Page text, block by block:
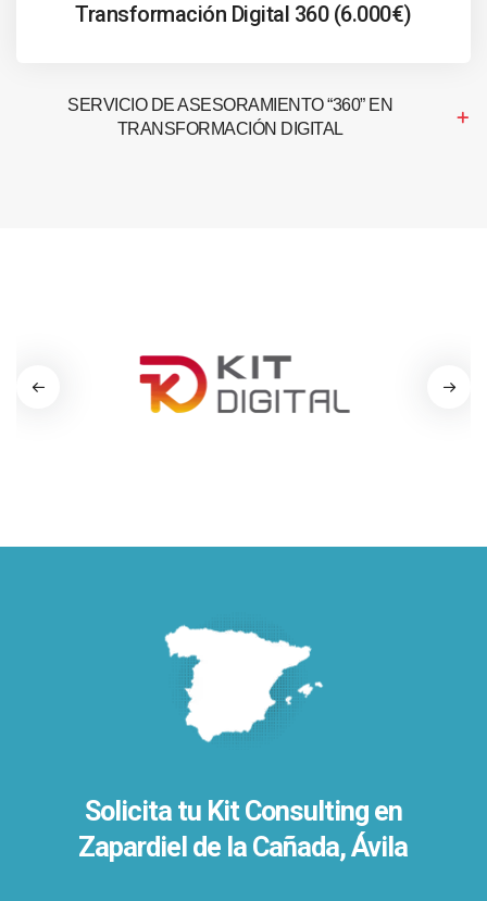
Transformación Digital 360 (6.000€)
SERVICIO DE ASESORAMIENTO “360” EN
TRANSFORMACIÓN DIGITAL
Solicita tu Kit Consulting en
Zapardiel de la Cañada, Ávila